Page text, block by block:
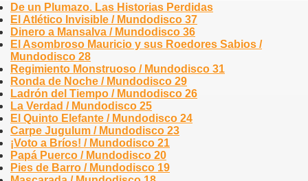
De un Plumazo. Las Historias Perdidas
El Atlético Invisible / Mundodisco 37
Dinero a Mansalva / Mundodisco 36
El Asombroso Mauricio y sus Roedores Sabios /
Mundodisco 28
Regimiento Monstruoso / Mundodisco 31
Ronda de Noche / Mundodisco 29
Ladrón del Tiempo / Mundodisco 26
La Verdad / Mundodisco 25
El Quinto Elefante / Mundodisco 24
Carpe Jugulum / Mundodisco 23
¡Voto a Bríos! / Mundodisco 21
Papá Puerco / Mundodisco 20
Pies de Barro / Mundodisco 19